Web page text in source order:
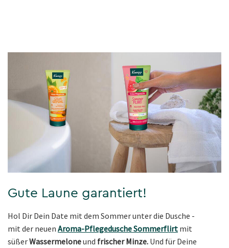
Gute Laune garantiert!
Hol Dir Dein Date mit dem Sommer unter die Dusche -
mit der neuen Aroma-Pflegedusche Sommerflirt mit
süßerWassermeloneund frischer Minze. Und für Deine